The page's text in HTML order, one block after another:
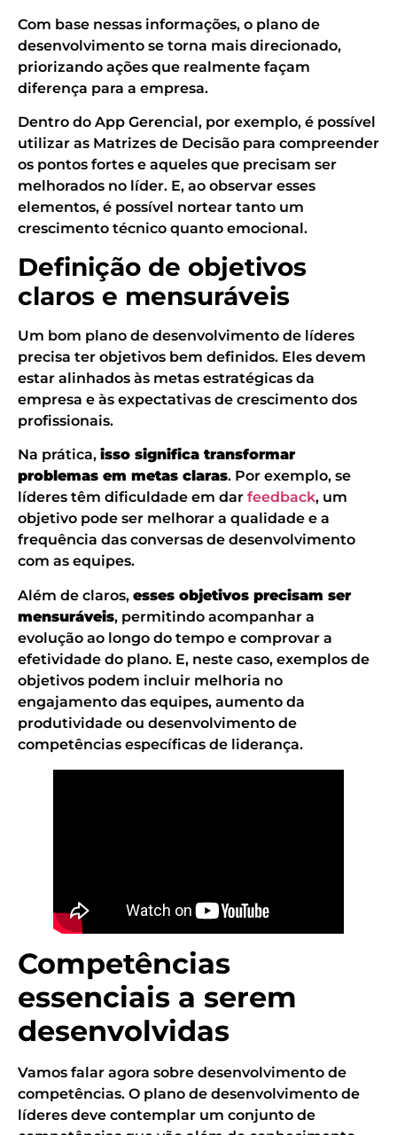
Com base nessas informações, o plano de
desenvolvimento se torna mais direcionado,
priorizando ações que realmente façam
diferença para a empresa.
Dentro do App Gerencial, por exemplo, é possível
utilizar as Matrizes de Decisão para compreender
os pontos fortes e aqueles que precisam ser
melhorados no líder. E, ao observar esses
elementos, é possível nortear tanto um
crescimento técnico quanto emocional.
Definição de objetivos
claros e mensuráveis
Um bom plano de desenvolvimento de líderes
precisa ter objetivos bem definidos. Eles devem
estar alinhados às metas estratégicas da
empresa e às expectativas de crescimento dos
profissionais.
Na prática, isso significa transformar
problemas em metas claras. Por exemplo, se
líderes têm dificuldade em dar feedback, um
objetivo pode ser melhorar a qualidade e a
frequência das conversas de desenvolvimento
com as equipes.
Além de claros, esses objetivos precisam ser
mensuráveis, permitindo acompanhar a
evolução ao longo do tempo e comprovar a
efetividade do plano. E, neste caso, exemplos de
objetivos podem incluir melhoria no
engajamento das equipes, aumento da
produtividade ou desenvolvimento de
competências específicas de liderança.
Competências
essenciais a serem
desenvolvidas
Vamos falar agora sobre desenvolvimento de
competências. O plano de desenvolvimento de
líderes deve contemplar um conjunto de